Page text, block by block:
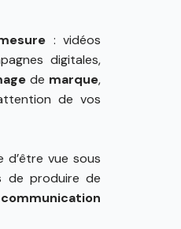
: vidéos
digitales,
de marque,
de vos
vue sous
de produire de